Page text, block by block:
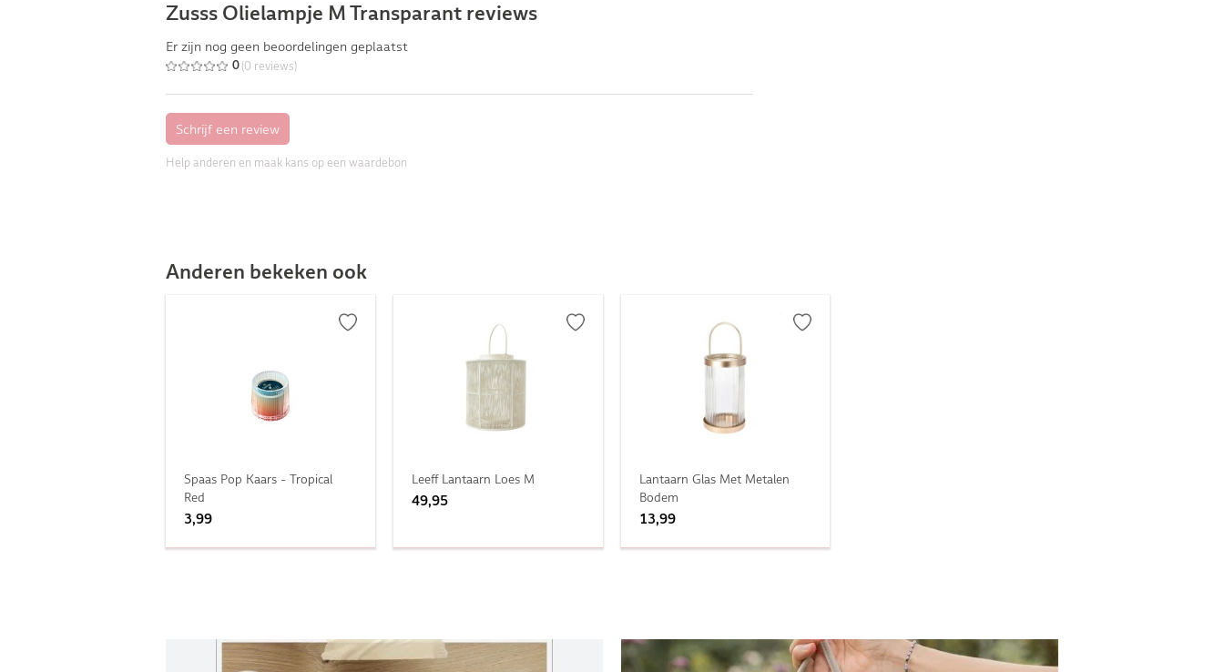
Zusss Olielampje M Transparant reviews
Er zijn nog geen beoordelingen geplaatst
0 (0 reviews)
Help anderen en maak kans op een waardebon
Anderen bekeken ook
Spaas Pop Kaars - Tropical
Red
3,99
Leeff Lantaarn Loes M
49,95
Lantaarn Glas Met Metalen
Bodem
13,99